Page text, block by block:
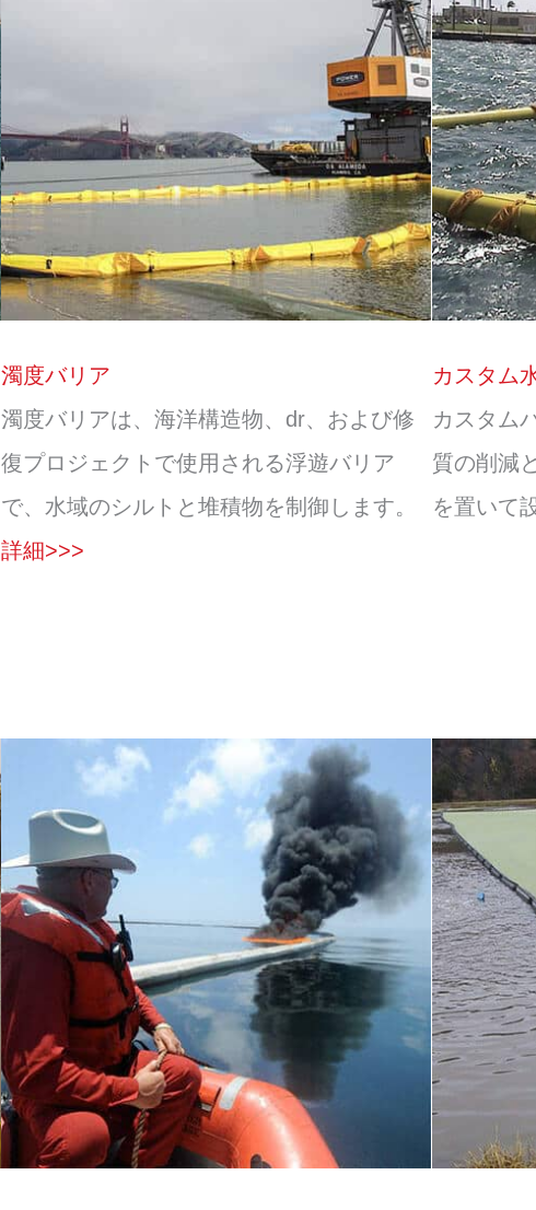
濁度バリア
濁度バリアは、海洋構造物、dr、および修
復プロジェクトで使用される浮遊バリア
で、水域のシルトと堆積物を制御します。
詳細>>>
カスタム
カスタム
質の削減
を置いて